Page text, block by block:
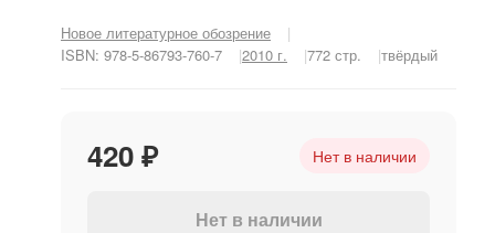
Новое литературное обозрение
ISBN: 978-5-86793-760-7
2010 г. 772 стр. твёрдый
420 ₽ Нет в наличии
Нет в наличии